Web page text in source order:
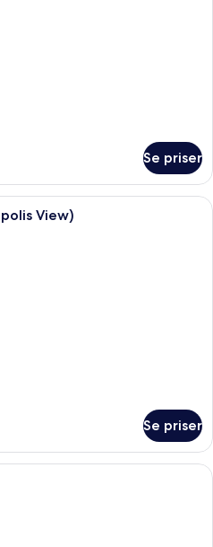
Se priser
Rom – deluxe, balkong (Acropolis
View)
Se priser
Sengetøy av topp kvalitet, minibar,